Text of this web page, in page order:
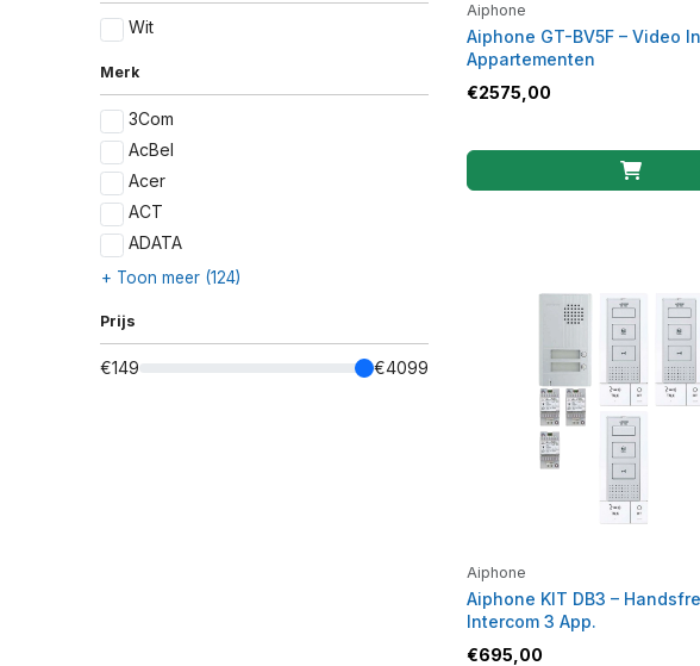
Wit
Merk
3Com
AcBel
Acer
ACT
ADATA
+ Toon meer (124)
Prijs
€149 €4099
Aiphone
Aiphone GT-BV5F – Video
Appartementen
€2575,00
Aiphone
Aiphone KIT DB3 –
Intercom 3 App.
€695,00